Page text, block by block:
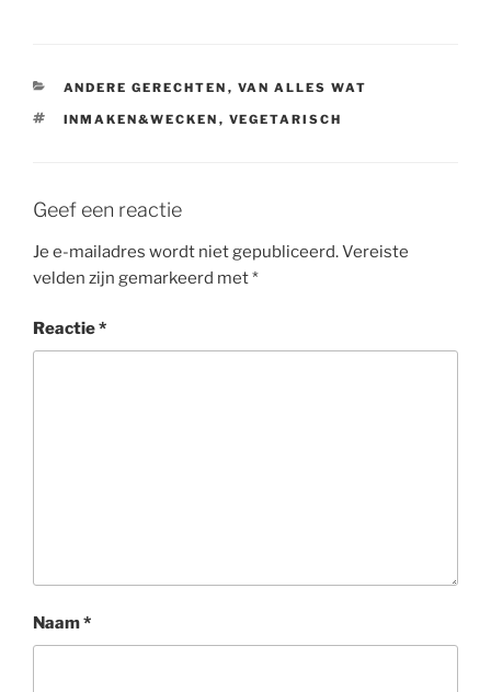
CATEGORIEËN
ANDERE GERECHTEN , VAN ALLES WAT
TAGS
INMAKEN&WECKEN , VEGETARISCH
Geef een reactie
Je e-mailadres wordt niet gepubliceerd.Vereiste
velden zijn gemarkeerd met*
Reactie*
Naam*